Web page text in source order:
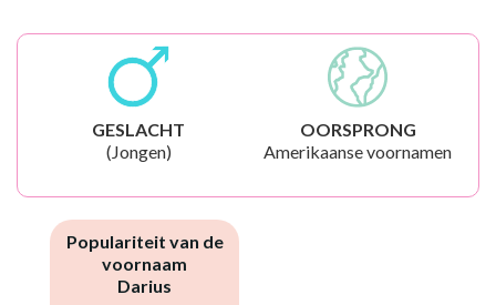
GESLACHT
(Jongen)
OORSPRONG
Amerikaanse voornamen
Populariteit van de
voornaam
Darius